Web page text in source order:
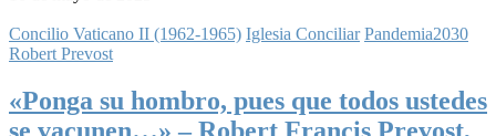
Concilio Vaticano II (1962-1965) Iglesia Conciliar Pandemia2030
Robert Prevost
«Ponga su hombro, pues que todos ustedes
se vacunen…» – Robert Francis Prevost,